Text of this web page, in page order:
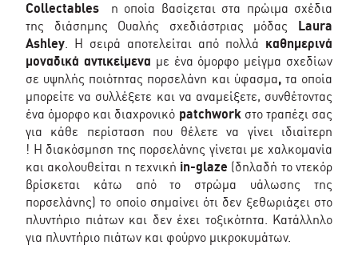
Collectables
η οποία βασίζεται στα πρώιμα σχέδια
της διάσημης Ουαλής σχεδιάστριας μόδας Laura
Ashley. Η σειρά αποτελείται από πολλά καθημερινά
μοναδικά αντικείμενα με ένα όμορφο μείγμα σχεδίων
σε υψηλής ποιότητας πορσελάνη και ύφασμα, τα οποία
μπορείτε να συλλέξετε και να αναμείξετε, συνθέτοντας
ένα όμορφο και διαχρονικό patchwork στο τραπέζι σας
για κάθε περίσταση που θέλετε να γίνει ιδιαίτερη
! Η διακόσμηση της πορσελάνης γίνεται με χαλκομανία
και ακολουθείται η τεχνική in-glaze (δηλαδή το ντεκόρ
βρίσκεται κάτω από το στρώμα υάλωσης της
πορσελάνης) το οποίο σημαίνει ότι δεν ξεθωριάζει στο
πλυντήριο πιάτων και δεν έχει τοξικότητα. Κατάλληλο
για πλυντήριο πιάτων και φούρνο μικροκυμάτων.